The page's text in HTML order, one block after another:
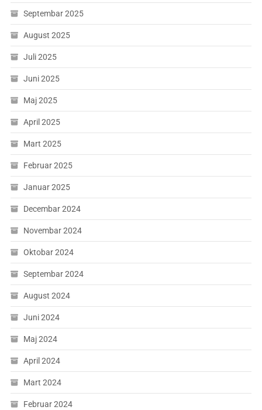
Septembar 2025
August 2025
Juli 2025
Juni 2025
Maj 2025
April 2025
Mart 2025
Februar 2025
Januar 2025
Decembar 2024
Novembar 2024
Oktobar 2024
Septembar 2024
August 2024
Juni 2024
Maj 2024
April 2024
Mart 2024
Februar 2024